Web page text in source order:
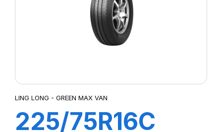
LING LONG - GREEN MAX VAN
225/75R16C